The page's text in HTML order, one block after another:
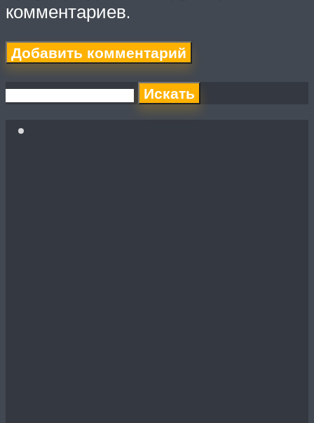
комментариев.
Искать